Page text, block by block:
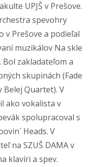
UPJŠ v Prešove.
spevohry
v Prešove a podieľal
muzikálov Na skle
zakladateľom a
skupinách (Fade
Belej Quartet). V
ako vokalista v
spolupracoval s
Heads. V
na SZUŠ DAMA v
klavíri a spev.